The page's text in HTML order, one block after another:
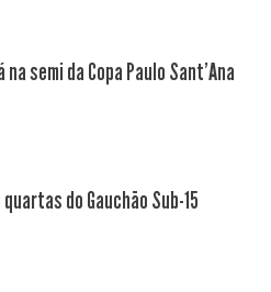
semi da Copa Paulo Sant'Ana
do Gauchão Sub-15